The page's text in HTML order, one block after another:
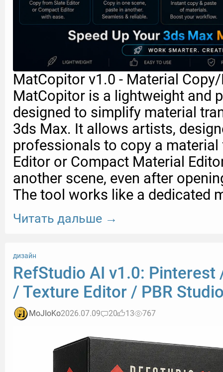
MatCopitor v1.0 - Material
MatCopitor is a lightweight and
designed to simplify material
3ds Max. It allows artists,
professionals to copy a
Editor or Compact Material
another scene, even after
The tool works like a dedicated
Читать дальше →
дизайн
RefStudio AI v1.0: Pinterest
/ Texture Editor / PBR
MoJIoKo2026.07.09 20 13 767